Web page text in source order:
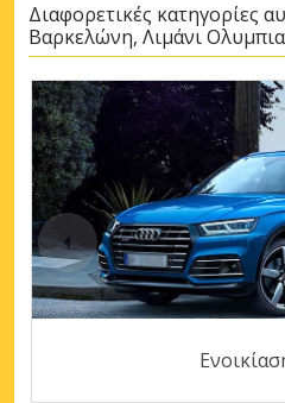
Διαφορετικές κατηγορίες
Βαρκελώνη, Λιμάνι